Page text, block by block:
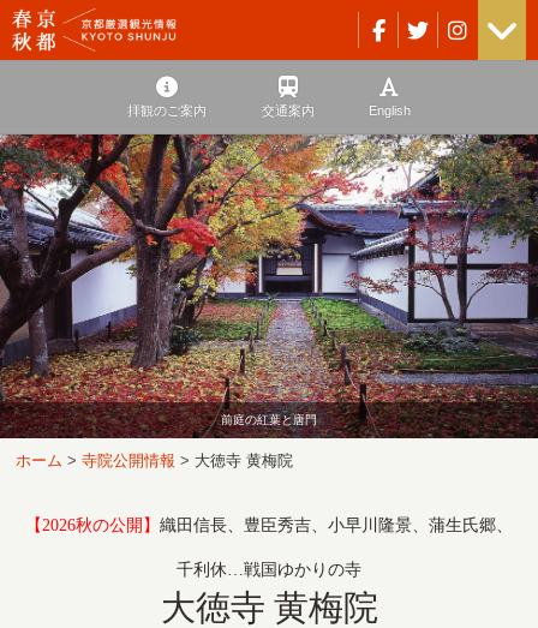
拝観のご案内 交通案内 English
前庭の紅葉と唐門
ホーム > 寺院公開情報 > 大徳寺 黄梅院
【2026秋の公開】 織田信長、豊臣秀吉、小早川隆景、蒲生氏郷、
千利休…戦国ゆかりの寺
大徳寺 黄梅院